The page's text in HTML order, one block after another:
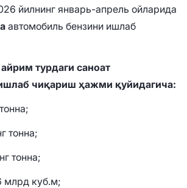
йилнинг январь-апрель ойларида
автомобиль бензини ишлаб
турдаги саноат
чиқариш ҳажми қуйидагича:
тонна;
тонна;
млрд куб.м;